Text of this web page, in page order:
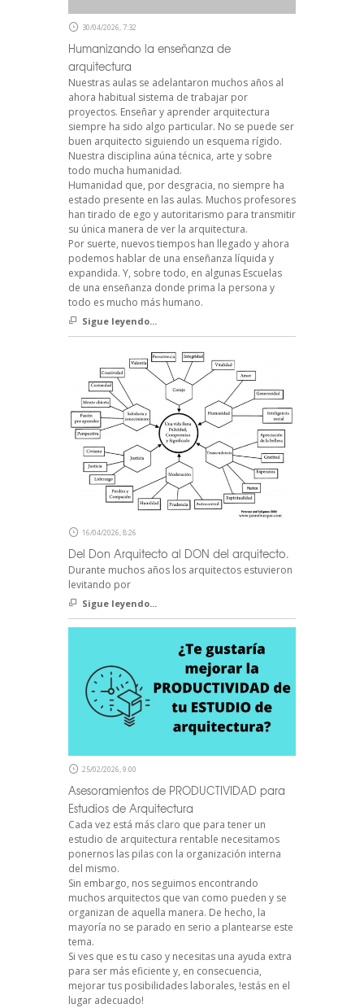
30/04/2026, 7:32
Humanizando la enseñanza de
arquitectura
Nuestras aulas se adelantaron muchos años al
ahora habitual sistema de trabajar por
proyectos. Enseñar y aprender arquitectura
siempre ha sido algo particular. No se puede ser
buen arquitecto siguiendo un esquema rígido.
Nuestra disciplina aúna técnica, arte y sobre
todo mucha humanidad.
Humanidad que, por desgracia, no siempre ha
estado presente en las aulas. Muchos profesores
han tirado de ego y autoritarismo para transmitir
su única manera de ver la arquitectura.
Por suerte, nuevos tiempos han llegado y ahora
podemos hablar de una enseñanza líquida y
expandida. Y, sobre todo, en algunas Escuelas
de una enseñanza donde prima la persona y
todo es mucho más humano.
Sigue leyendo...
16/04/2026, 8:26
Del Don Arquitecto al DON del arquitecto.
Durante muchos años los arquitectos estuvieron
levitando por
Sigue leyendo...
25/02/2026, 9:00
Asesoramientos de PRODUCTIVIDAD para
Estudios de Arquitectura
Cada vez está más claro que para tener un
estudio de arquitectura rentable necesitamos
ponernos las pilas con la organización interna
del mismo.
Sin embargo, nos seguimos encontrando
muchos arquitectos que van como pueden y se
organizan de aquella manera. De hecho, la
mayoría no se parado en serio a plantearse este
tema.
Si ves que es tu caso y necesitas una ayuda extra
para ser más eficiente y, en consecuencia,
mejorar tus posibilidades laborales, !estás en el
lugar adecuado!